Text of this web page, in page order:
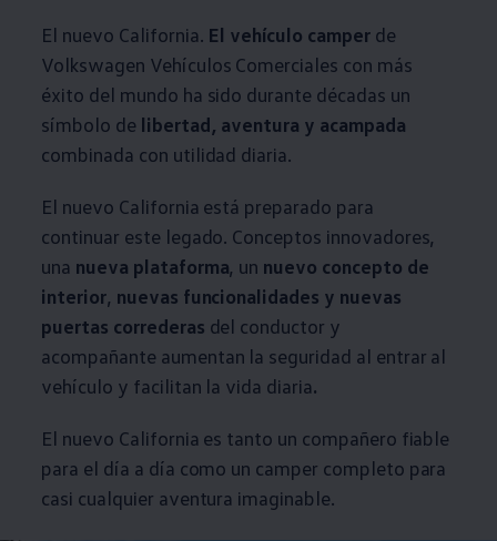
El nuevo California. El vehículo camper de
Volkswagen Vehículos Comerciales con más
éxito del mundo ha sido durante décadas un
símbolo de libertad, aventura y acampada
combinada con utilidad diaria.
El nuevo California está preparado para
continuar este legado. Conceptos innovadores,
una nueva plataforma, un nuevo concepto de
interior, nuevas funcionalidades y nuevas
puertas correderas del conductor y
acompañante aumentan la seguridad al entrar al
vehículo y facilitan la vida diaria.
El nuevo California es tanto un compañero fiable
para el día a día como un camper completo para
casi cualquier aventura imaginable.